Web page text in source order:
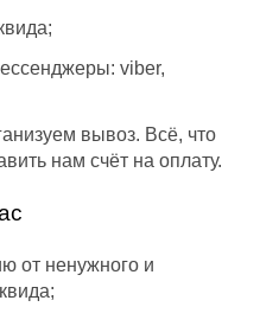
viber,
вывоз. Всё, что
нам счёт на оплату.
от ненужного и